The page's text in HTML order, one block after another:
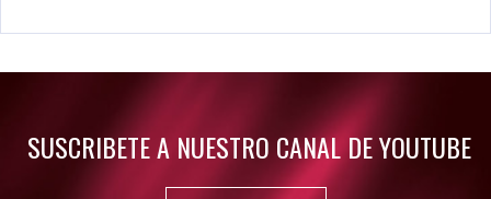
Rumor: Se filtran los primeros detalles de Resident Evil 9
SUSCRIBETE A NUESTRO CANAL DE YOUTUBE